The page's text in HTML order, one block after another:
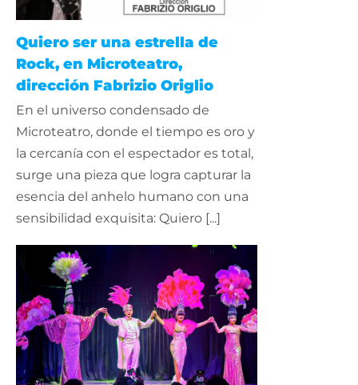
Quiero ser una estrella de
Rock, en Microteatro,
dirección Fabrizio Origlio
En el universo condensado de
Microteatro, donde el tiempo es oro y
la cercanía con el espectador es total,
surge una pieza que logra capturar la
esencia del anhelo humano con una
sensibilidad exquisita: Quiero [...]